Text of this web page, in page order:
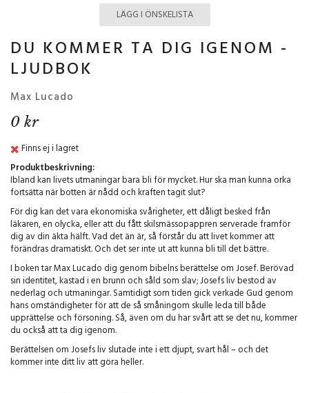
LÄGG I ÖNSKELISTA
DU KOMMER TA DIG IGENOM -
LJUDBOK
Max Lucado
0 kr
Finns ej i lagret
Produktbeskrivning:
Ibland kan livets utmaningar bara bli för mycket. Hur ska man kunna orka
fortsätta när botten är nådd och kraften tagit slut?
För dig kan det vara ekonomiska svårigheter, ett dåligt besked från
läkaren, en olycka, eller att du fått skilsmässopappren serverade framför
dig av din äkta hälft. Vad det än är, så förstår du att livet kommer att
förändras dramatiskt. Och det ser inte ut att kunna bli till det bättre.
I boken tar Max Lucado dig genom bibelns berättelse om Josef. Berövad
sin identitet, kastad i en brunn och såld som slav; Josefs liv bestod av
nederlag och utmaningar. Samtidigt som tiden gick verkade Gud genom
hans omständigheter för att de så småningom skulle leda till både
upprättelse och försoning. Så, även om du har svårt att se det nu, kommer
du också att ta dig igenom.
Berättelsen om Josefs liv slutade inte i ett djupt, svart hål – och det
kommer inte ditt liv att göra heller.